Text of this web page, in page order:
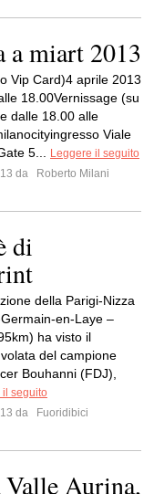
a miart 2013
Vip Card)4 aprile 2013
18.00Vernissage (su
dalle 18.00 alle
Viale
5...
Leggere il seguito
da
Roberto Milani
di
della Parigi-Nizza
en-Laye –
ha visto il
del campione
Bouhanni (FDJ),
il seguito
da
Fuoridibici
Aurina,